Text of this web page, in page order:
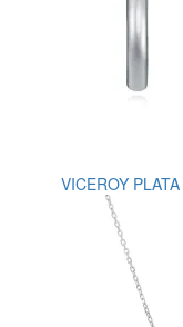
VICEROY PLATA